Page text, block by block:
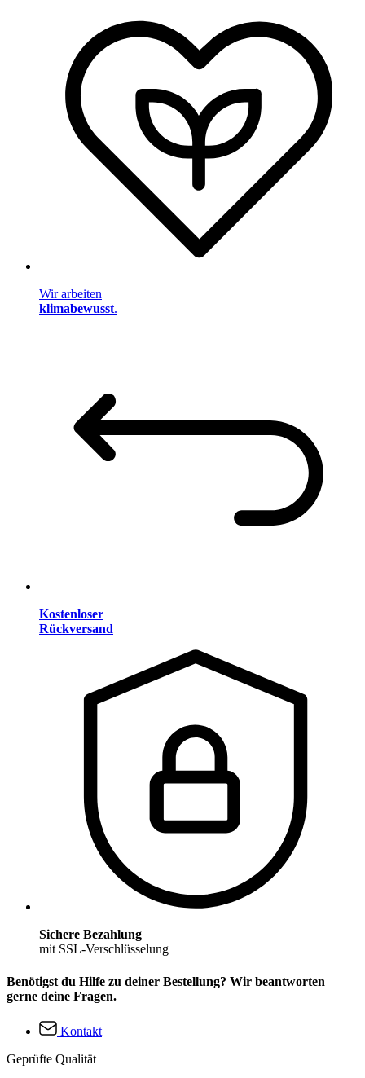
Wir arbeiten
klimabewusst.
Kostenloser
Rückversand
Sichere Bezahlung
mit SSL-Verschlüsselung
Benötigst du Hilfe zu deiner Bestellung? Wir beantworten
gerne deine Fragen.
Kontakt
Geprüfte Qualität